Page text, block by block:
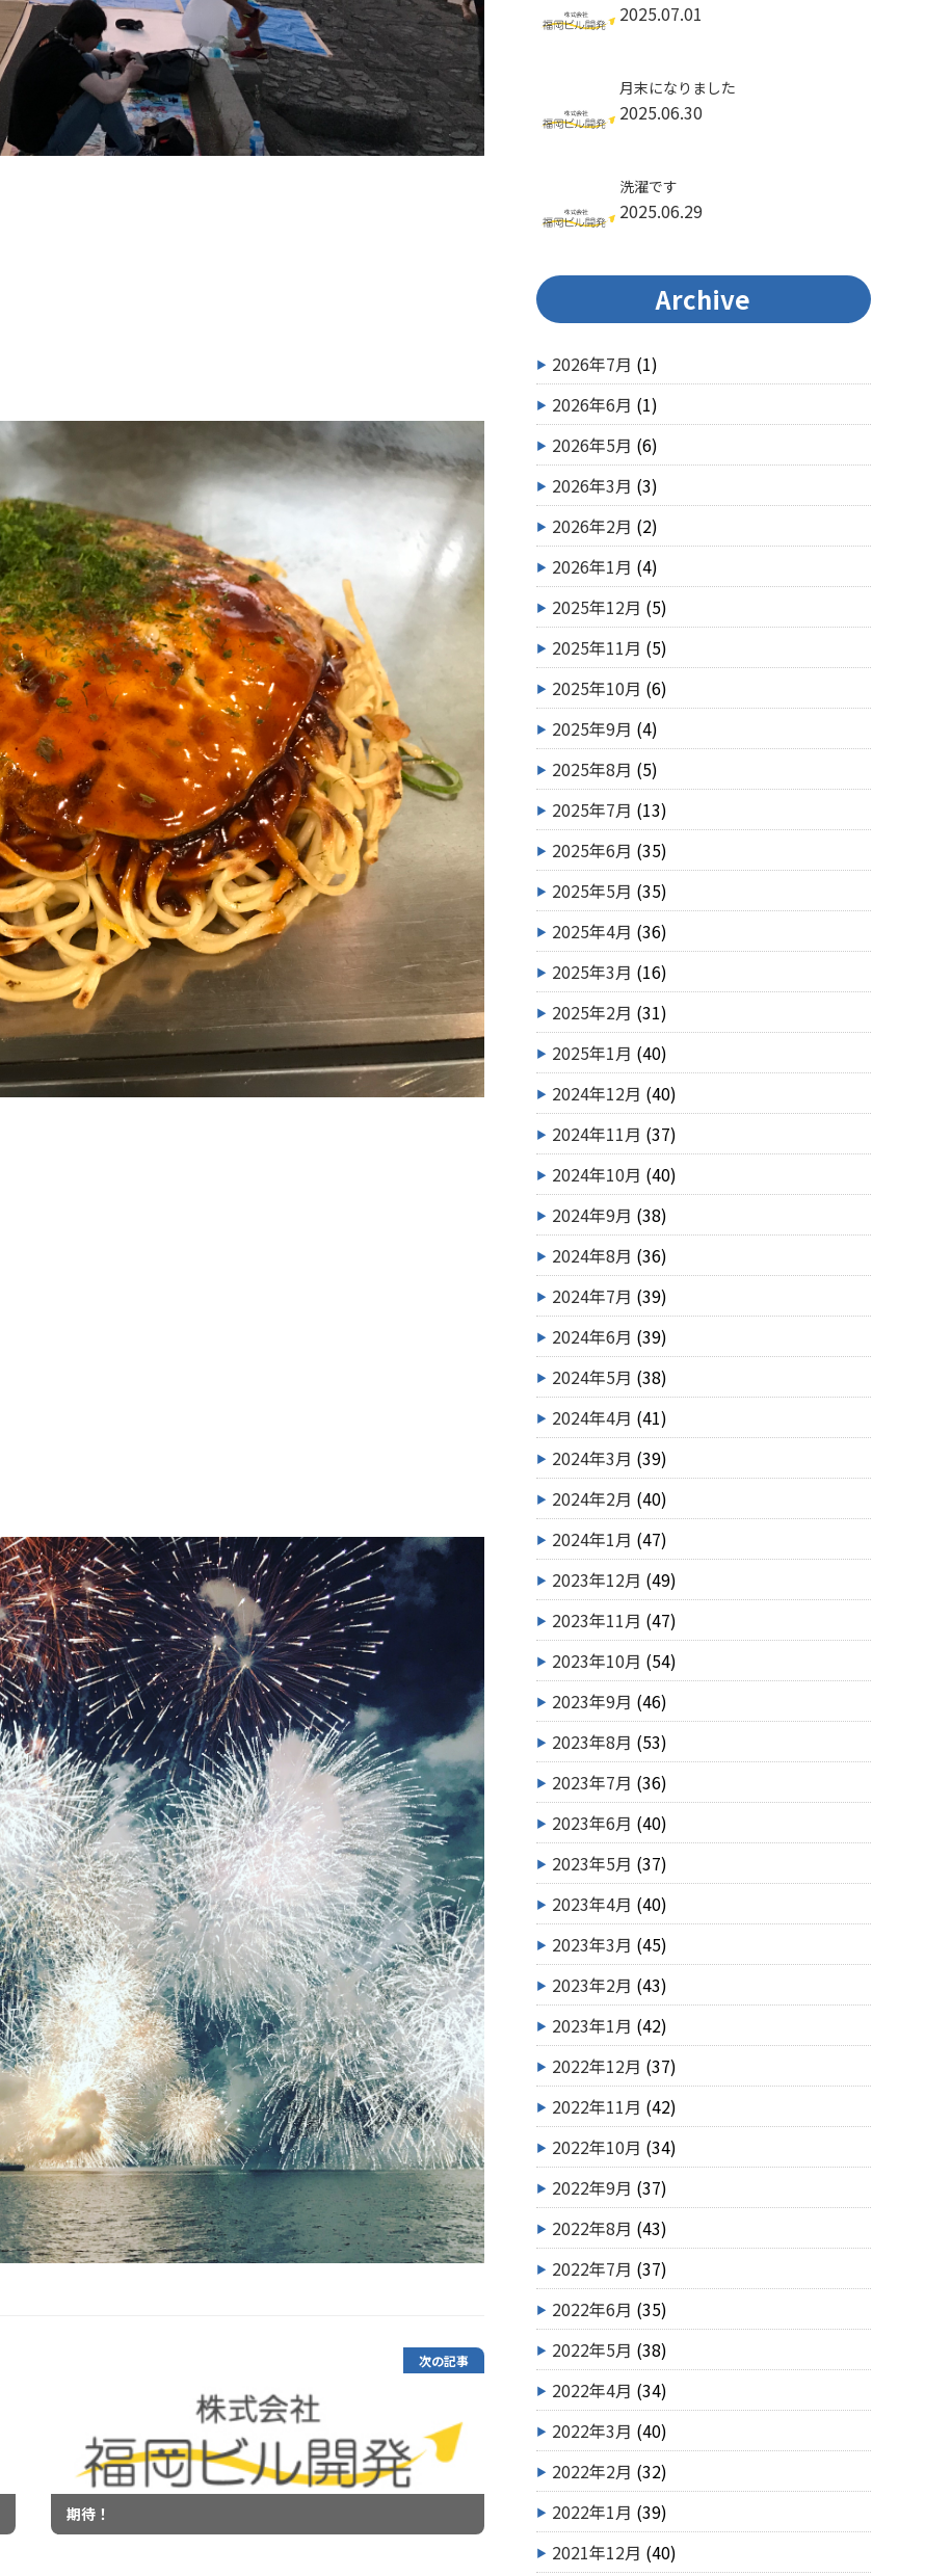
次の記事
期待！
2025.07.01
月末になりました
2025.06.30
洗濯です
2025.06.29
Archive
2026年7月 (1)
2026年6月 (1)
2026年5月 (6)
2026年3月 (3)
2026年2月 (2)
2026年1月 (4)
2025年12月 (5)
2025年11月 (5)
2025年10月 (6)
2025年9月 (4)
2025年8月 (5)
2025年7月 (13)
2025年6月 (35)
2025年5月 (35)
2025年4月 (36)
2025年3月 (16)
2025年2月 (31)
2025年1月 (40)
2024年12月 (40)
2024年11月 (37)
2024年10月 (40)
2024年9月 (38)
2024年8月 (36)
2024年7月 (39)
2024年6月 (39)
2024年5月 (38)
2024年4月 (41)
2024年3月 (39)
2024年2月 (40)
2024年1月 (47)
2023年12月 (49)
2023年11月 (47)
2023年10月 (54)
2023年9月 (46)
2023年8月 (53)
2023年7月 (36)
2023年6月 (40)
2023年5月 (37)
2023年4月 (40)
2023年3月 (45)
2023年2月 (43)
2023年1月 (42)
2022年12月 (37)
2022年11月 (42)
2022年10月 (34)
2022年9月 (37)
2022年8月 (43)
2022年7月 (37)
2022年6月 (35)
2022年5月 (38)
2022年4月 (34)
2022年3月 (40)
2022年2月 (32)
2022年1月 (39)
2021年12月 (40)